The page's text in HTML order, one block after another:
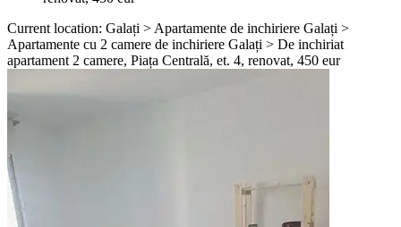
Current location: Galați > Apartamente de inchiriere Galați >
Apartamente cu 2 camere de inchiriere Galați > De inchiriat
apartament 2 camere, Piața Centrală, et. 4, renovat, 450 eur